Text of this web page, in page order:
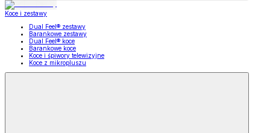
Koce i zestawy
Dual Feel® zestawy
Barankowe zestawy
Dual Feel® koce
Barankowe koce
Koce i śpiwory telewizyjne
Koce z mikropluszu